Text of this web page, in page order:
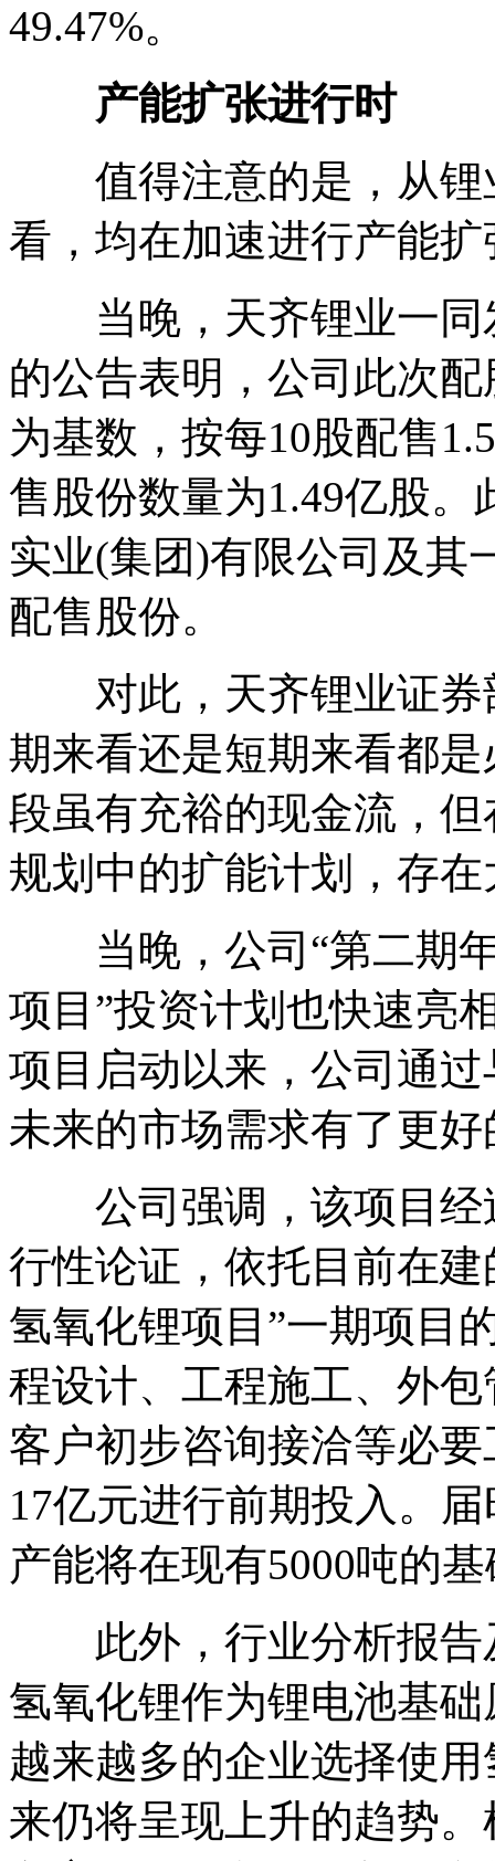
49.47%。
产能扩张进行时
值得注意的是，从锂
看，均在加速进行产能扩
当晚，天齐锂业一同
的公告表明，公司此次
为基数，按每10股配售
售股份数量为1.49亿股
实业(集团)有限公司及其
配售股份。
对此，天齐锂业证券
期来看还是短期来看都
段虽有充裕的现金流，
规划中的扩能计划，存
当晚，公司“第二期年
项目”投资计划也快速亮
项目启动以来，公司通
未来的市场需求有了更
公司强调，该项目经
行性论证，依托目前在
氢氧化锂项目”一期项目
程设计、工程施工、外
客户初步咨询接洽等必
17亿元进行前期投入。
产能将在现有5000吨的
此外，行业分析报告
氢氧化锂作为锂电池基
越来越多的企业选择使
来仍将呈现上升的趋势